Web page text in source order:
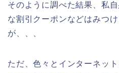
そのように調べた結果、私
な割引クーポンなどはみつ
が、、、
ただ、色々とインターネッ